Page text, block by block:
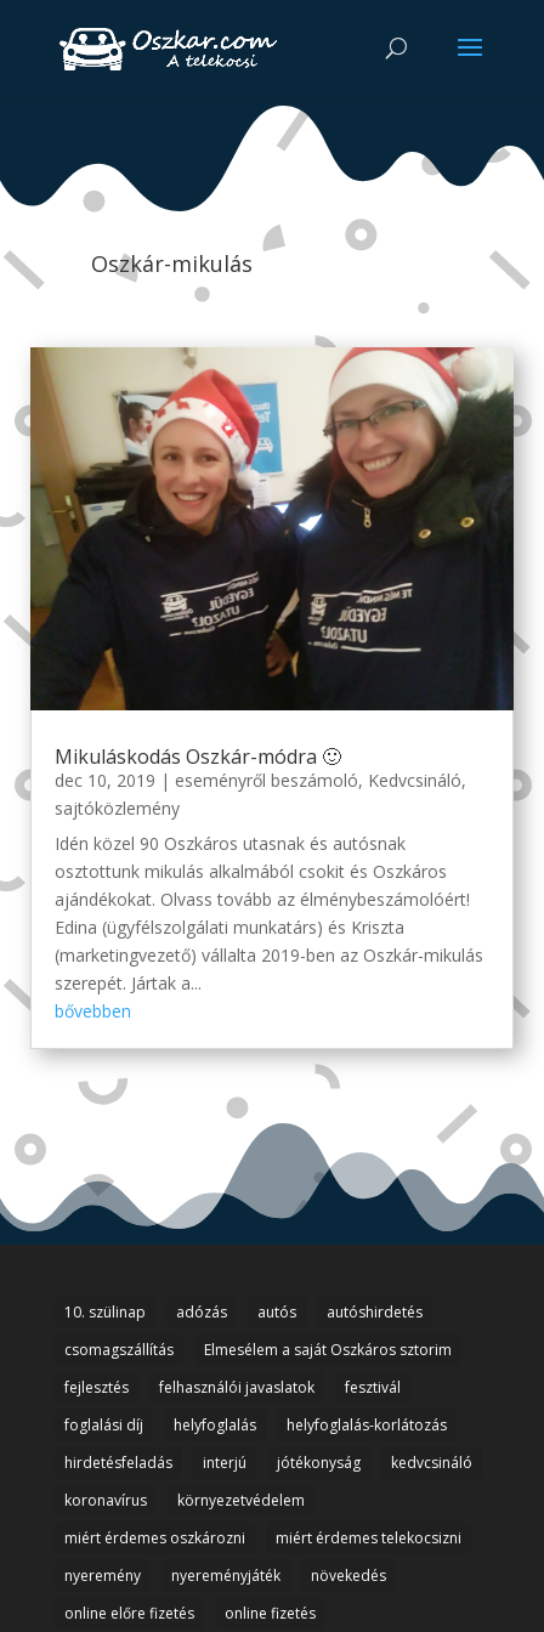
Oszkár-mikulás
Mikuláskodás Oszkár-módra 🙂
dec 10, 2019 | eseményről beszámoló, Kedvcsináló,
sajtóközlemény
Idén közel 90 Oszkáros utasnak és autósnak
osztottunk mikulás alkalmából csokit és Oszkáros
ajándékokat. Olvass tovább az élménybeszámolóért!
Edina (ügyfélszolgálati munkatárs) és Kriszta
(marketingvezető) vállalta 2019-ben az Oszkár-mikulás
szerepét. Jártak a...
bővebben
10. szülinap adózás autós
autóshirdetés
csomagszállítás
Elmesélem a saját Oszkáros sztorim
fejlesztés
felhasználói javaslatok
fesztivál
foglalási díj
helyfoglalás
helyfoglalás-korlátozás
hirdetésfeladás
interjú jótékonyság
kedvcsináló
koronavírus
környezetvédelem
miért érdemes oszkározni
miért érdemes telekocsizni
nyeremény
nyereményjáték
növekedés
online előre fizetés
online fizetés